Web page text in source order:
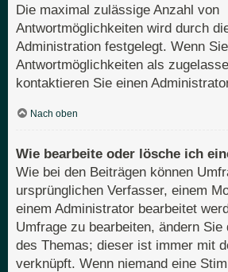
Die maximal zulässige Anzahl von
Antwortmöglichkeiten wird durch
Administration festgelegt. Wenn
Antwortmöglichkeiten als
kontaktieren Sie einen
Nach oben
Wie bearbeite oder lösche ich
Wie bei den Beiträgen können
ursprünglichen Verfasser, einem
einem Administrator bearbeitet
Umfrage zu bearbeiten, ändern
des Themas; dieser ist immer mit
verknüpft. Wenn niemand eine